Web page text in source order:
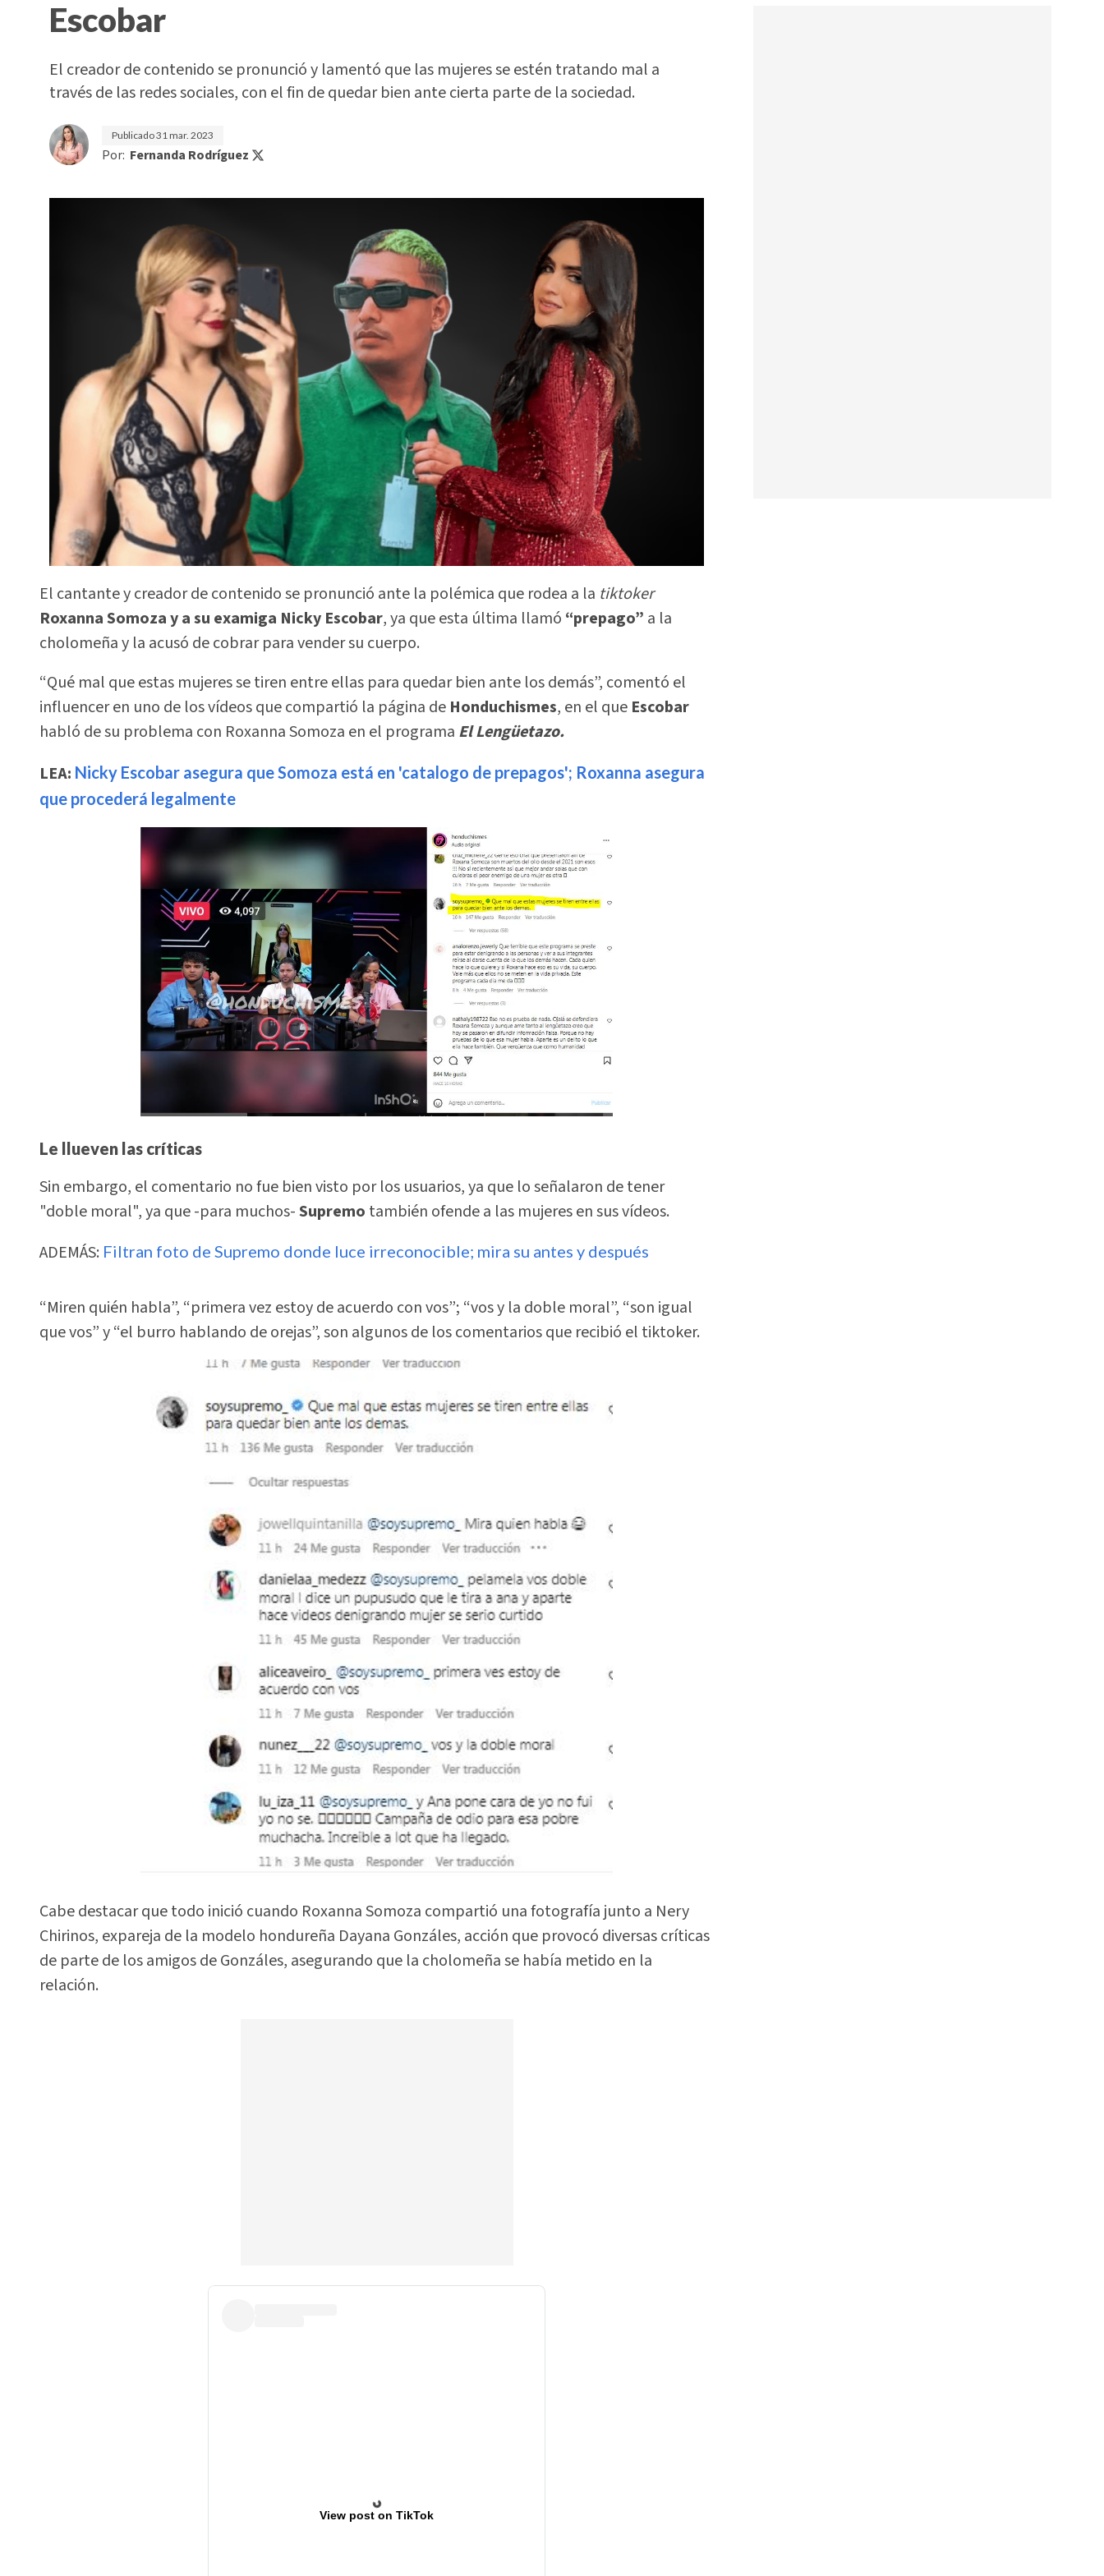
Escobar
El creador de contenido se pronunció y lamentó que las mujeres se estén tratando mal a
través de las redes sociales, con el fin de quedar bien ante cierta parte de la sociedad.
Publicado31 mar. 2023
Por: Fernanda Rodríguez
El cantante y creador de contenido se pronunció ante la polémica que rodea a la tiktoker
Roxanna Somoza y a su examiga Nicky Escobar, ya que esta última llamó “prepago” a la
cholomeña y la acusó de cobrar para vender su cuerpo.
“Qué mal que estas mujeres se tiren entre ellas para quedar bien ante los demás”, comentó el
influencer en uno de los vídeos que compartió la página de Honduchismes, en el que Escobar
habló de su problema con Roxanna Somoza en el programa El Lengüetazo.
LEA: Nicky Escobar asegura que Somoza está en 'catalogo de prepagos'; Roxanna asegura
que procederá legalmente
Le llueven las críticas
Sin embargo, el comentario no fue bien visto por los usuarios, ya que lo señalaron de tener
"doble moral", ya que -para muchos-Supremo también ofende a las mujeres en sus vídeos.
ADEMÁS: Filtran foto de Supremo donde luce irreconocible; mira su antes y después
“Miren quién habla”, “primera vez estoy de acuerdo con vos”; “vos y la doble moral”, “son igual
que vos” y “el burro hablando de orejas”, son algunos de los comentarios que recibió el tiktoker.
Cabe destacar que todo inició cuando Roxanna Somoza compartió una fotografía junto a Nery
Chirinos, expareja de la modelo hondureña Dayana Gonzáles, acción que provocó diversas críticas
de parte de los amigos de Gonzáles, asegurando que la cholomeña se había metido en la
relación.
View post on TikTok